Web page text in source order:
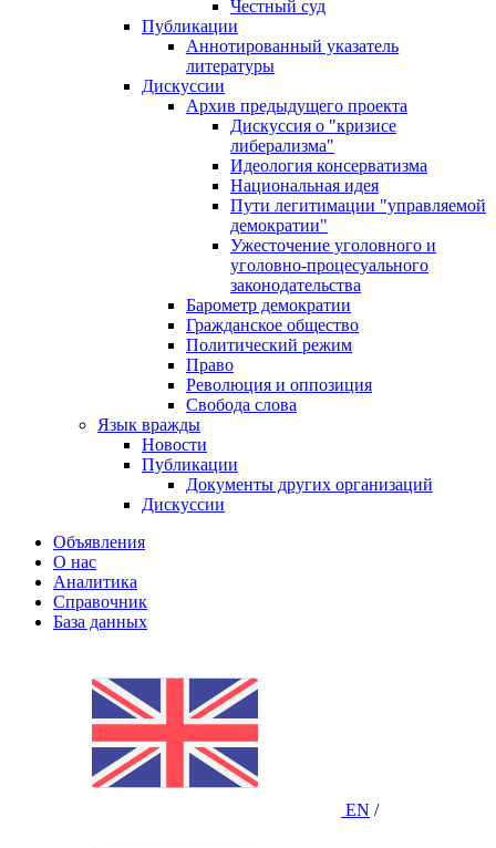
Честный суд
Публикации
Аннотированный указатель
литературы
Дискуссии
Архив предыдущего проекта
Дискуссия о "кризисе
либерализма"
Идеология консерватизма
Национальная идея
Пути легитимации "управляемой
демократии"
Ужесточение уголовного и
уголовно-процесуального
законодательства
Барометр демократии
Гражданское общество
Политический режим
Право
Революция и оппозиция
Свобода слова
Язык вражды
Новости
Публикации
Документы других организаций
Дискуссии
Объявления
О нас
Аналитика
Справочник
База данных
EN /